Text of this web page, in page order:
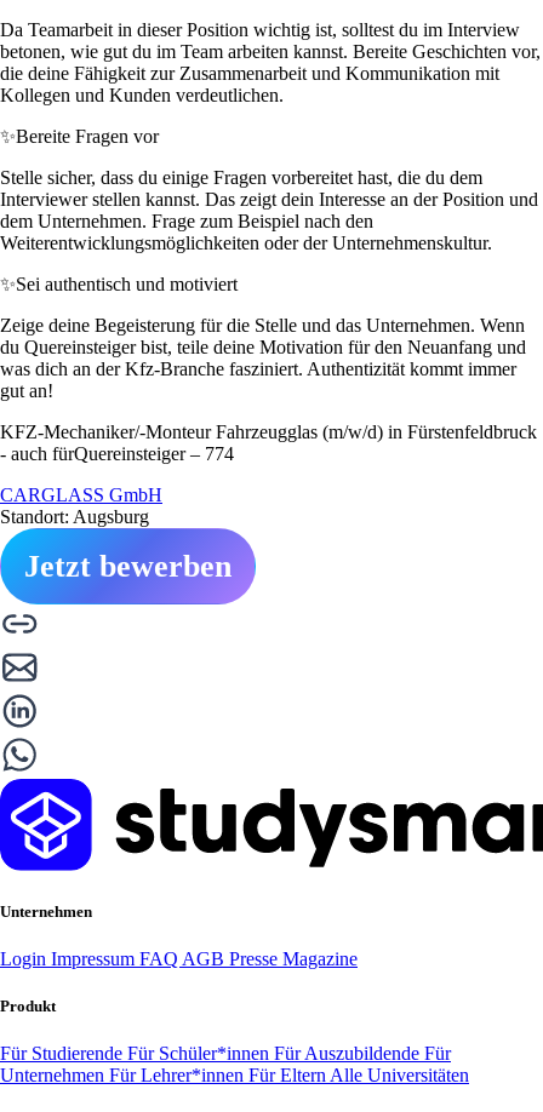
Da Teamarbeit in dieser Position wichtig ist, solltest du im Interview
betonen, wie gut du im Team arbeiten kannst. Bereite Geschichten vor,
die deine Fähigkeit zur Zusammenarbeit und Kommunikation mit
Kollegen und Kunden verdeutlichen.
✨Bereite Fragen vor
Stelle sicher, dass du einige Fragen vorbereitet hast, die du dem
Interviewer stellen kannst. Das zeigt dein Interesse an der Position und
dem Unternehmen. Frage zum Beispiel nach den
Weiterentwicklungsmöglichkeiten oder der Unternehmenskultur.
✨Sei authentisch und motiviert
Zeige deine Begeisterung für die Stelle und das Unternehmen. Wenn
du Quereinsteiger bist, teile deine Motivation für den Neuanfang und
was dich an der Kfz-Branche fasziniert. Authentizität kommt immer
gut an!
KFZ-Mechaniker/-Monteur Fahrzeugglas (m/w/d) in Fürstenfeldbruck
- auch fürQuereinsteiger – 774
CARGLASS GmbH
Standort: Augsburg
Jetzt bewerben
Unternehmen
Login Impressum FAQ AGB Presse Magazine
Produkt
Für Studierende Für Schüler*innen Für Auszubildende Für
Unternehmen Für Lehrer*innen Für Eltern Alle Universitäten